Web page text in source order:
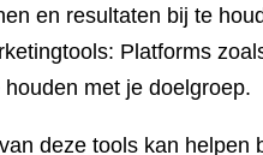
en resultaten bij te
Platforms
met je doelgroep.
deze tools kan